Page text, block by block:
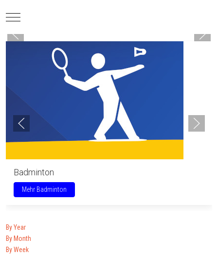
Mobile Menu Toggle
Badminton
Mehr Badminton
By Year
By Month
By Week